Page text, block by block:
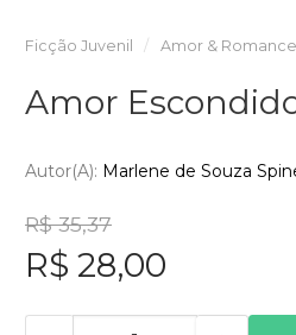
Ficção Juvenil Amor & Romance
Amor
Autor(a): Marlene de Souza
R$ 35,37
R$ 28,00